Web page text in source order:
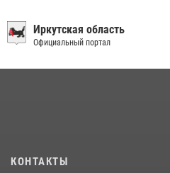
преступной группы, организовавшей
услуг
поступления на службу в Росгвардию
Иркутская область
Официальный портал
КОНТАКТЫ